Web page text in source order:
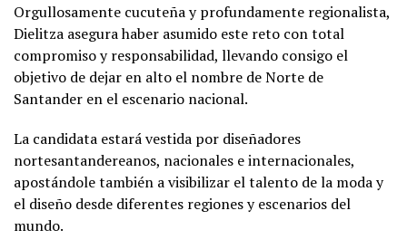
Orgullosamente cucuteña y profundamente regionalista,
Dielitza asegura haber asumido este reto con total
compromiso y responsabilidad, llevando consigo el
objetivo de dejar en alto el nombre de Norte de
Santander en el escenario nacional.
La candidata estará vestida por diseñadores
nortesantandereanos, nacionales e internacionales,
apostándole también a visibilizar el talento de la moda y
el diseño desde diferentes regiones y escenarios del
mundo.